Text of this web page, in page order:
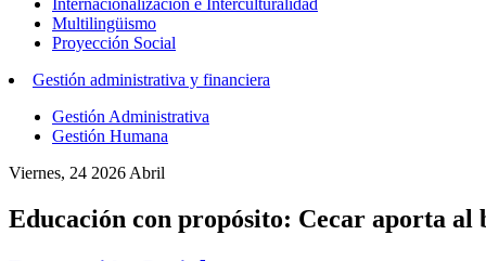
Multilingüismo
Proyección Social
Gestión administrativa y financiera
Gestión Administrativa
Gestión Humana
Viernes, 24 2026 Abril
Educación con propósito: Cecar aporta al